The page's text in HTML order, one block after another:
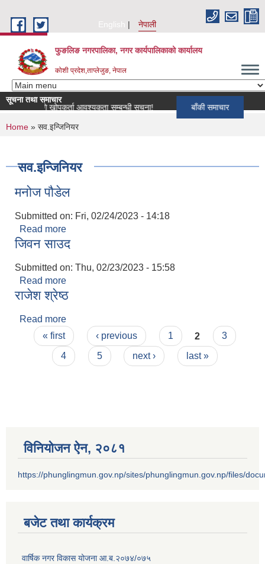
English
नेपाली
फुङलिङ नगरपालिका, नगर कार्यपालिकाको कार्यालय
कोशी प्रदेश,ताप्लेजुङ, नेपाल
सूचना तथा समाचार
लागि खोपकर्ता आवश्यकता सम्बन्धी सूचना!
बाँकी समाचार
You are here
Home » सव.इन्जिनियर
सव.इन्जिनियर
मनोज पौडेल
Submitted on: Fri, 02/24/2023 - 14:18
Read more
जिवन साउद
Submitted on: Thu, 02/23/2023 - 15:58
Read more
राजेश श्रेष्ठ
Read more
Pages
« first ‹ previous 1 2
3
4
5 next › last »
विनियोजन ऐन‚ २०८१
https://phunglingmun.gov.np/sites/phunglingmun.gov.np/files/
बजेट तथा कार्यक्रम
वार्षिक नगर विकास योजना आ.ब.२०७४/०७५